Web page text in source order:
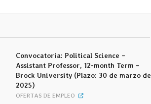
Convocatoria: Political Science –
Assistant Professor, 12-month Term –
Brock University (Plazo: 30 de marzo de
2025)
OFERTAS DE EMPLEO